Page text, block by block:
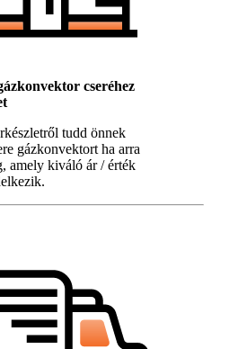
cseréhez
tudd önnek
gázkonvektort ha arra
amely kiváló ár / érték